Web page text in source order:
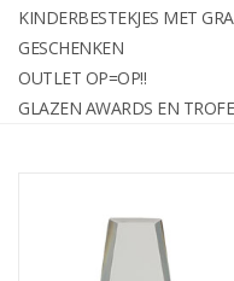
Kinderbestekjes met gratis
Glazen awards en trofeën
KINDERBESTEKJES MET
GESCHENKEN
OUTLET OP=OP!!
GLAZEN AWARDS EN